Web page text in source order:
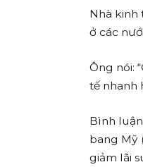
Nhà kinh
ở các
Ông nói:
tế nhanh
Bình
bang Mỹ
giảm lãi